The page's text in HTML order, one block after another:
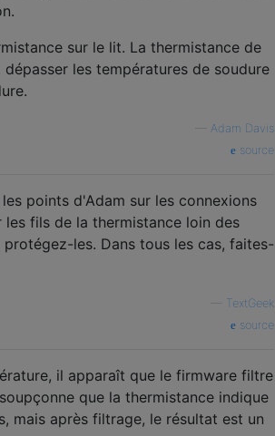
sur le lit. La thermistance de
les températures de soudure
Adam Davis
source
points d'Adam sur les connexions
fils de la thermistance loin des
les. Dans tous les cas, faites-
TextGeek
source
il apparaît que le firmware filtre
que la thermistance indique
mais après filtrage, le résultat est un